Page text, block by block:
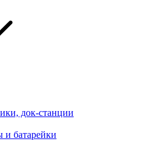
док-станции
и батарейки